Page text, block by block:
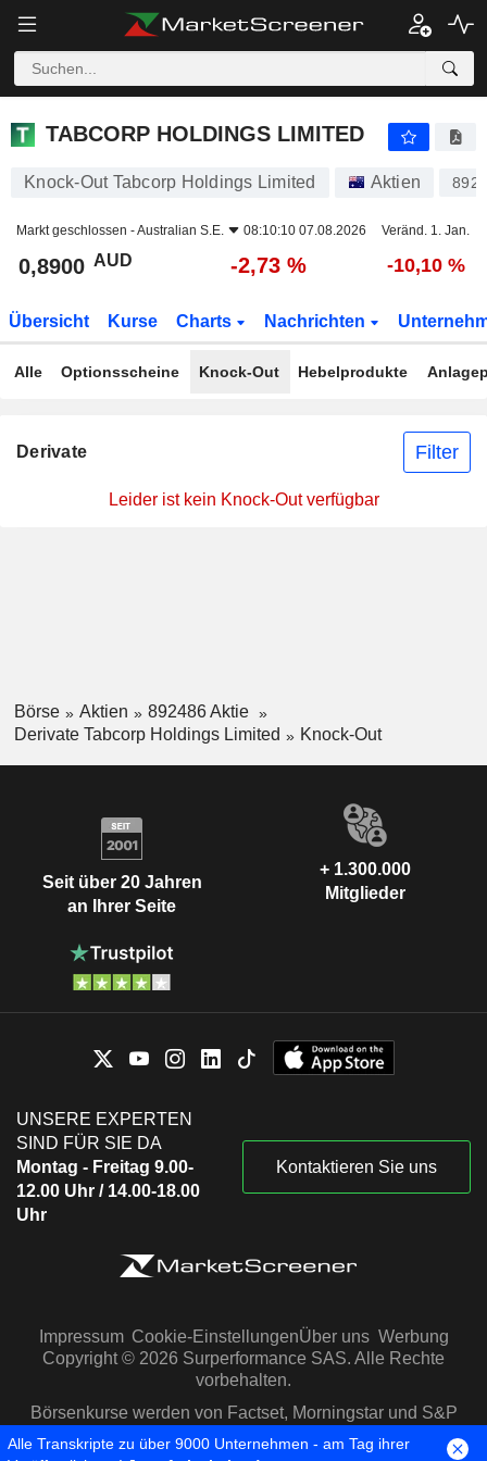
TABCORP HOLDINGS LIMITED
Knock-Out Tabcorp Holdings Limited Aktien
Markt geschlossen -Australian S.E. 08:10:10 07.08.2026 Veränd. 1. Jan.
0,8900 AUD -2,73 % -10,10 %
Übersicht Kurse Charts Nachrichten
Alle Optionsscheine Knock-Out Hebelprodukte
Derivate Filter
Leider ist kein Knock-Out verfügbar
Börse Aktien
892486 Aktie
Derivate Tabcorp Holdings Limited
Knock-Out
Seit über 20 Jahren
an Ihrer Seite
+ 1.300.000
Mitglieder
UNSERE EXPERTEN
SIND FÜR SIE DA
Montag - Freitag 9.00-
12.00 Uhr / 14.00-18.00
Uhr
Kontaktieren Sie uns
Impressum Cookie-EinstellungenÜber uns Werbung
Copyright © 2026 Surperformance SAS. Alle Rechte
vorbehalten.
Börsenkurse werden von Factset, Morningstar und S&P
Capital IQ zur Verfügung gestellt
Alle Transkripte zu über 9000 Unternehmen - am Tag ihrer